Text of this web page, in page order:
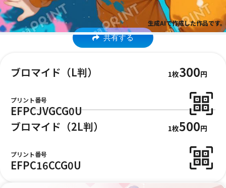
生成AIで作成した作品です。
共有する
ブロマイド（L判） 1枚300円
プリント番号
EFPCJVGCG0U
ブロマイド（2L判）
1枚500円
プリント番号
EFPC16CCG0U